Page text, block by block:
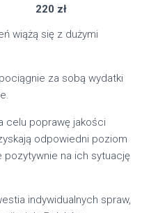
220 zł
wiążą się z dużymi
za sobą wydatki
celu poprawę jakości
odpowiedni poziom
pozytywnie na ich sytuację
indywidualnych spraw,